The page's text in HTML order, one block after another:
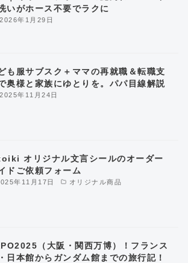
2026年1月29日
いがホース不要でラクに
2025年11月24日
も服サブスク＋ママの再就職＆転職支
奥様と家族にゆとりを。パパ目線解説
年11月17日 オリジナル商品
オリジナル文言シールのオーダー
ドご依頼フォーム
（大阪・関西万博）！フランス
日本館からガンダム館までの旅行記！